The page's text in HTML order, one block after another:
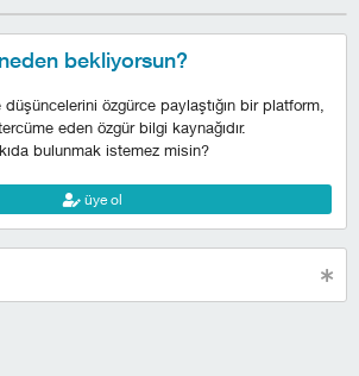
neden bekliyorsun?
özgürce paylaştığın bir platform,
eden özgür bilgi kaynağıdır.
bulunmak istemez misin?
üye ol